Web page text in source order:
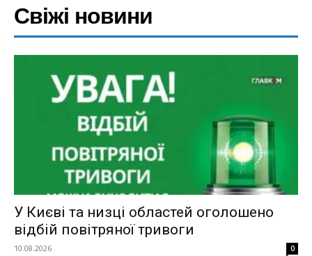
Свіжі новини
У Києві та низці областей оголошено
відбій повітряної тривоги
10.08.2026 0